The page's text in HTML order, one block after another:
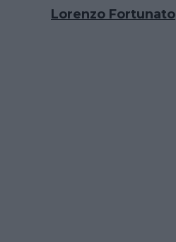
Lorenzo Fortunato